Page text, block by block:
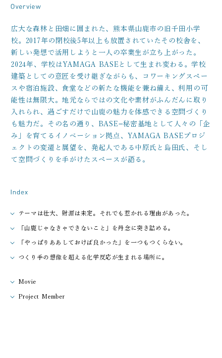
広大な森林と田畑に囲まれた、熊本県山鹿市の旧千田小学
校。2017年の閉校後5年以上も放置されていたその校舎を、
新しい発想で活用しようと一人の卒業生が立ち上がった。
2024年、学校はYAMAGA BASEとして生まれ変わる。学校
建築としての意匠を受け継ぎながらも、コワーキングスペー
スや宿泊施設、食堂などの新たな機能を兼ね備え、利用の可
能性は無限大。地元ならではの文化や素材がふんだんに取り
入れられ、過ごすだけで山鹿の魅力を体感できる空間づくり
も魅力だ。その名の通り、BASE=秘密基地として人々の「企
み」を育てるイノベーション拠点、YAMAGA BASEプロジ
ェクトの変遷と展望を、発起人である中原氏と島田氏、そし
て空間づくりを手がけたスペースが語る。
テーマは壮大、財源は未定。それでも惹かれる理由があった。
「山鹿じゃなきゃできないこと」を丹念に突き詰める。
「やっぱりああしておけば良かった」を一つもつくらない。
つくり手の想像を超える化学反応が生まれる場所に。
Movie
Project Member